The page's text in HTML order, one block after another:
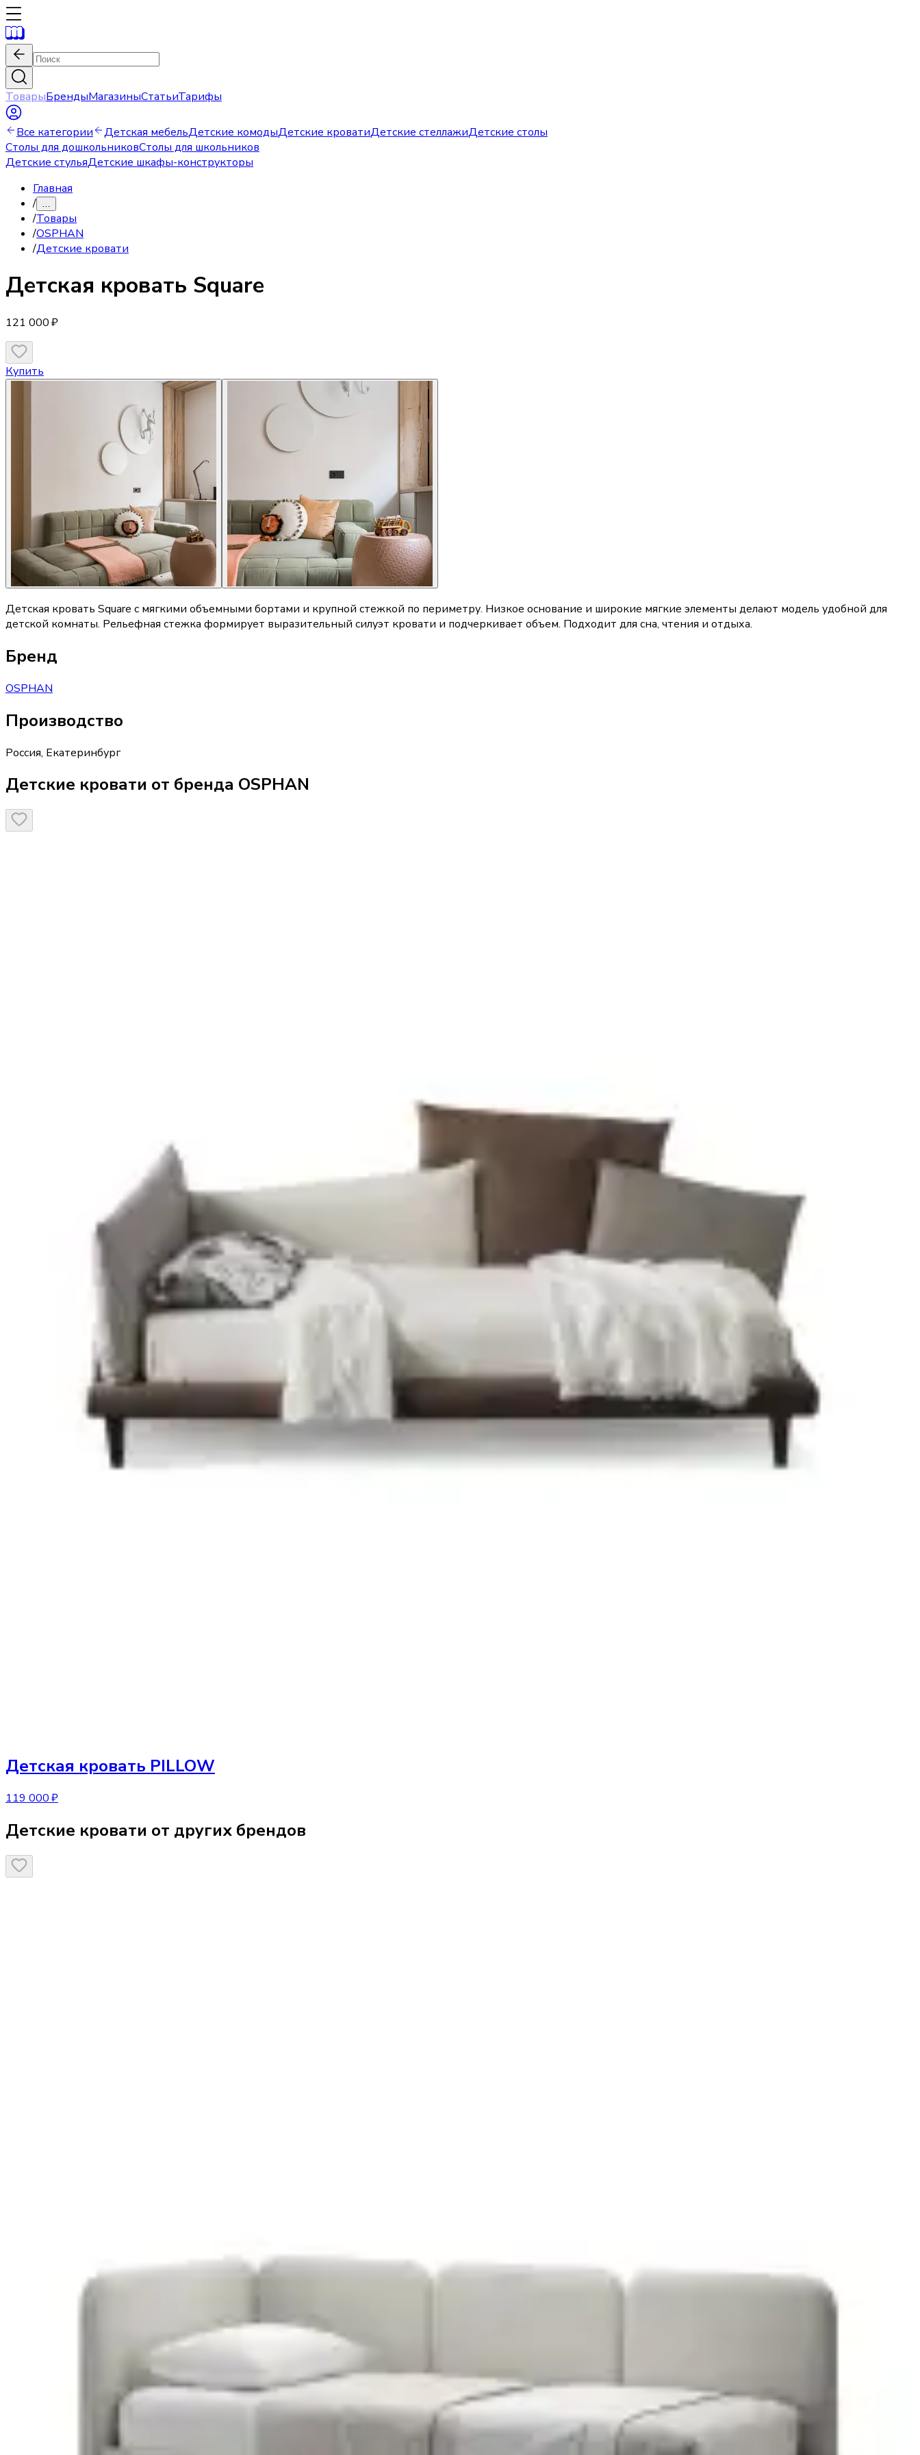
ТоварыБрендыМагазиныСтатьиТарифы
Все категории Детская мебельДетские комодыДетские кроватиДетские стеллажиДетские столы
Столы для дошкольниковСтолы для школьников
Детские стульяДетские шкафы-конструкторы
Главная
/ …
/Товары
/OSPHAN
/Детские кровати
Детская кровать Square
121 000 ₽
Купить
Детская кровать Square с мягкими объемными бортами и крупной стежкой по периметру. Низкое основание и широкие мягкие элементы делают модель удобной для
детской комнаты. Рельефная стежка формирует выразительный силуэт кровати и подчеркивает объем. Подходит для сна, чтения и отдыха.
Бренд
OSPHAN
Производство
Россия, Екатеринбург
Детские кровати от бренда OSPHAN
Детская кровать PILLOW
119 000 ₽
Детские кровати от других брендов